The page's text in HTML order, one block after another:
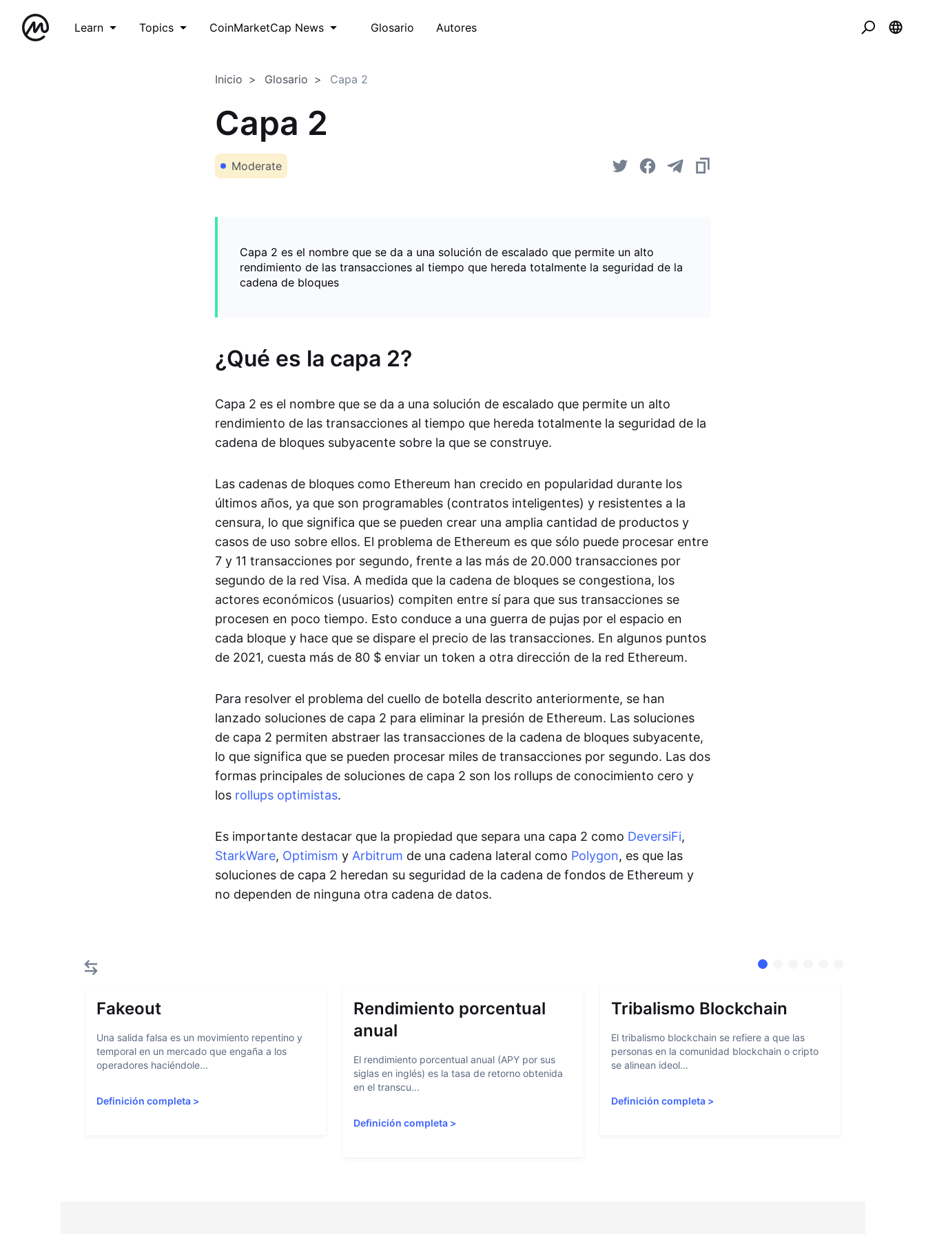
Learn Topics CoinMarketCap News Glosario Autores
Inicio Glosario Capa 2
Capa 2
Moderate
Capa 2 es el nombre que se da a una solución de escalado que permite un alto
rendimiento de las transacciones al tiempo que hereda totalmente la seguridad de la
cadena de bloques
¿Qué es la capa 2?
Capa 2 es el nombre que se da a una solución de escalado que permite un alto
rendimiento de las transacciones al tiempo que hereda totalmente la seguridad de la
cadena de bloques subyacente sobre la que se construye.
Las cadenas de bloques como Ethereum han crecido en popularidad durante los
últimos años, ya que son programables (contratos inteligentes) y resistentes a la
censura, lo que significa que se pueden crear una amplia cantidad de productos y
casos de uso sobre ellos. El problema de Ethereum es que sólo puede procesar entre
7 y 11 transacciones por segundo, frente a las más de 20.000 transacciones por
segundo de la red Visa. A medida que la cadena de bloques se congestiona, los
actores económicos (usuarios) compiten entre sí para que sus transacciones se
procesen en poco tiempo. Esto conduce a una guerra de pujas por el espacio en
cada bloque y hace que se dispare el precio de las transacciones. En algunos puntos
de 2021, cuesta más de 80 $ enviar un token a otra dirección de la red Ethereum.
Para resolver el problema del cuello de botella descrito anteriormente, se han
lanzado soluciones de capa 2 para eliminar la presión de Ethereum. Las soluciones
de capa 2 permiten abstraer las transacciones de la cadena de bloques subyacente,
lo que significa que se pueden procesar miles de transacciones por segundo. Las dos
formas principales de soluciones de capa 2 son los rollups de conocimiento cero y
los rollups optimistas.
Es importante destacar que la propiedad que separa una capa 2 como DeversiFi,
StarkWare, Optimism y Arbitrum de una cadena lateral como Polygon, es que las
soluciones de capa 2 heredan su seguridad de la cadena de fondos de Ethereum y
no dependen de ninguna otra cadena de datos.
Fakeout
Una salida falsa es un movimiento repentino y
temporal en un mercado que engaña a los
operadores haciéndole...
Definición completa >
Rendimiento porcentual
anual
El rendimiento porcentual anual (APY por sus
siglas en inglés) es la tasa de retorno obtenida
en el transcu...
Definición completa >
Tribalismo Blockchain
El tribalismo blockchain se refiere a que las
personas en la comunidad blockchain o cripto
se alinean ideol...
Definición completa>